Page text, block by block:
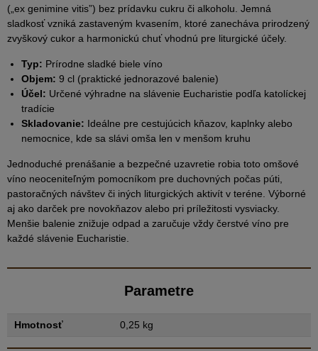
(„ex genimine vitis”) bez prídavku cukru či alkoholu. Jemná
sladkosť vzniká zastaveným kvasením, ktoré zanecháva prirodzený
zvyškový cukor a harmonickú chuť vhodnú pre liturgické účely.
Typ: Prírodne sladké biele víno
Objem: 9 cl (praktické jednorazové balenie)
Účel: Určené výhradne na slávenie Eucharistie podľa katolíckej
tradície
Skladovanie: Ideálne pre cestujúcich kňazov, kaplnky alebo
nemocnice, kde sa slávi omša len v menšom kruhu
Jednoduché prenášanie a bezpečné uzavretie robia toto omšové
víno neoceniteľným pomocníkom pre duchovných počas púti,
pastoračných návštev či iných liturgických aktivít v teréne. Výborné
aj ako darček pre novokňazov alebo pri príležitosti vysviacky.
Menšie balenie znižuje odpad a zaručuje vždy čerstvé víno pre
každé slávenie Eucharistie.
Parametre
Hmotnosť 0,25 kg